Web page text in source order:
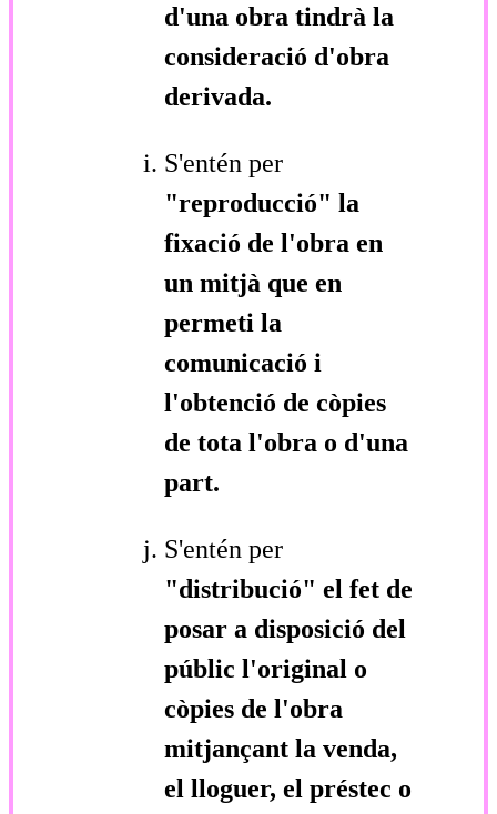
d'una obra tindrà la
consideració d'obra
derivada.
S'entén per
"reproducció" la
fixació de l'obra en
un mitjà que en
permeti la
comunicació i
l'obtenció de còpies
de tota l'obra o d'una
part.
S'entén per
"distribució" el fet de
posar a disposició del
públic l'original o
còpies de l'obra
mitjançant la venda,
el lloguer, el préstec o